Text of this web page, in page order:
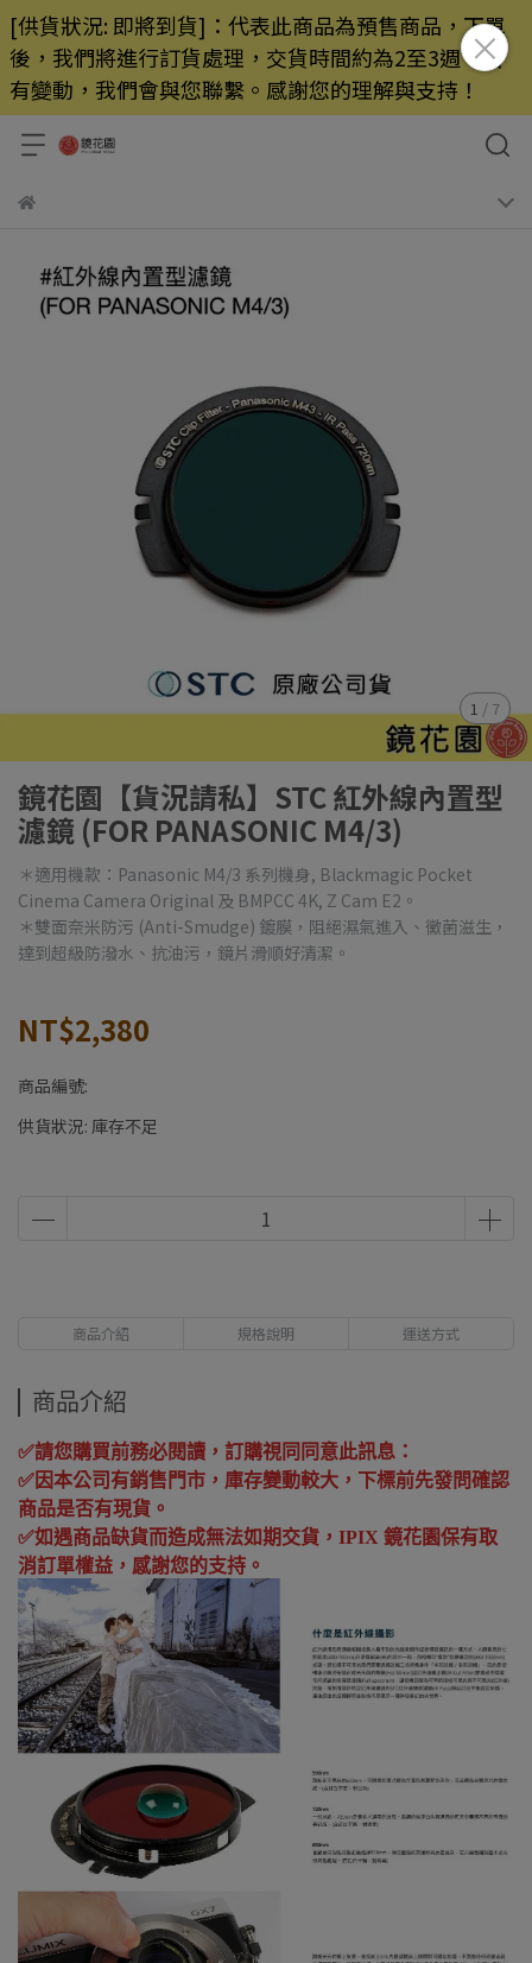
[供貨狀況: 即將到貨]：代表此商品為預售商品，下單
後，我們將進行訂貨處理，交貨時間約為2至3週，若
有變動，我們會與您聯繫。感謝您的理解與支持！
1 / 7
鏡花園【貨況請私】STC 紅外線內置型
濾鏡 (FOR PANASONIC M4/3)
＊適用機款：Panasonic M4/3 系列機身, Blackmagic Pocket
Cinema Camera Original 及 BMPCC 4K, Z Cam E2。
＊雙面奈米防污 (Anti-Smudge) 鍍膜，阻絕濕氣進入、黴菌滋生，
達到超級防潑水、抗油污，鏡片滑順好清潔。
NT$2,380
商品編號:
供貨狀況: 庫存不足
商品介紹 規格說明 運送方式
商品介紹
✅請您購買前務必閱讀，訂購視同同意此訊息：
✅因本公司有銷售門市，庫存變動較大，下標前先發問確認
商品是否有現貨。
✅如遇商品缺貨而造成無法如期交貨， IPIX 鏡花園保有取
消訂單權益，感謝您的支持。